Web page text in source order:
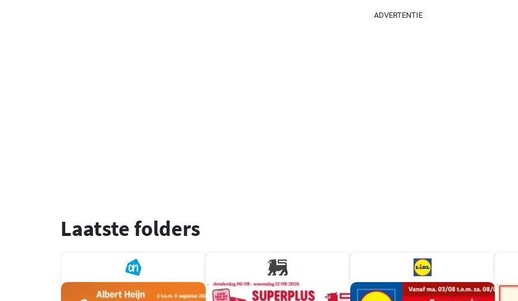
ADVERTENTIE
Laatste folders